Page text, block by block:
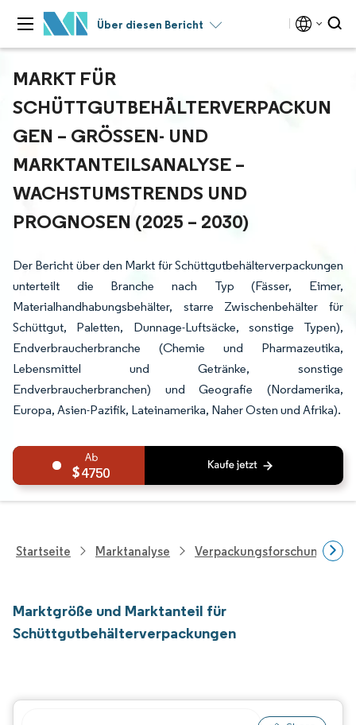
Über diesen Bericht
MARKT FÜR
SCHÜTTGUTBEHÄLTERVERPACKUN
GEN – GRÖSSEN- UND M
ARKTANTEILSANALYSE – W
ACHSTUMSTRENDS UND P
ROGNOSEN (2025 – 2030)
Der Bericht über den Markt für Schüttgutbehälterverpackungen
unterteilt die Branche nach Typ (Fässer, Eimer,
Materialhandhabungsbehälter, starre Zwischenbehälter für
Schüttgut, Paletten, Dunnage-Luftsäcke, sonstige Typen),
Endverbraucherbranche (Chemie und Pharmazeutika,
Lebensmittel und Getränke, sonstige
Endverbraucherbranchen) und Geografie (Nordamerika,
Europa, Asien-Pazifik, Lateinamerika, Naher Osten und Afrika).
4750
Startseite Marktanalyse Verpackungsforschung
Marktgröße und Marktanteil für
Schüttgutbehälterverpackungen